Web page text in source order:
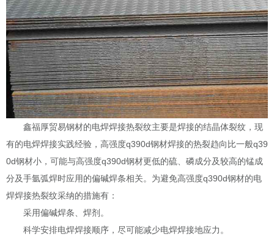
鑫福厚贸易钢材的电焊焊接热裂纹主要是焊接的结晶体裂纹，现
有的电焊焊接实践经验，高强度q390d钢材焊接的热裂趋向比一般q39
0d钢材小，可能与高强度q390d钢材更低的硫、磷成分及较高的锰成
分及手氩弧焊时应用的偏碱焊条相关。为避免高强度q390d钢材的电
焊焊接热裂纹采纳的措施有：
采用偏碱焊条、焊剂。
科学安排电焊焊接顺序，尽可能减少电焊焊接地应力。